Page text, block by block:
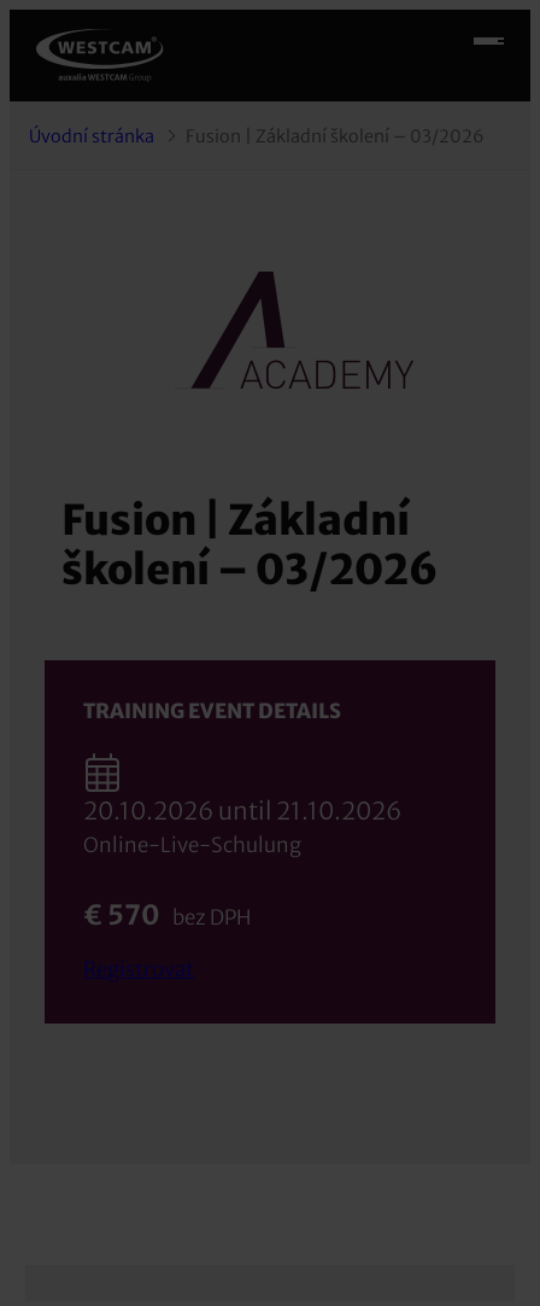
Úvodní stránka Fusion | Základní školení – 03/2026
Fusion | Základní
školení – 03/2026
TRAINING EVENT DETAILS
20.10.2026 until 21.10.2026
Online-Live-Schulung
€ 570
bez DPH
Registrovat